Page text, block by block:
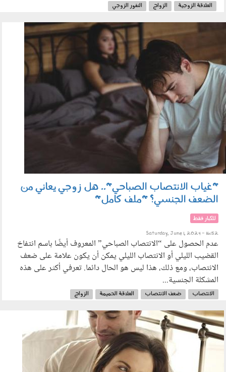
العلاقة الزوجية الزواج النفور الزوجي
"غياب الانتصاب الصباحي".. هل زوجي يعاني من
الضعف الجنسي؟ "ملف كامل"
للكبار فقط
Saturday, June 1, 2024 - 16:52
عدم الحصول على “الانتصاب الصباحي” المعروف أيضًا باسم انتفاخ
القضيب الليلي أو الانتصاب الليلي يمكن أن يكون علامة على ضعف
الانتصاب، ومع ذلك، هذا ليس هو الحال دائما. تعرفي أكثر على هذه
المشكلة الجنسية...
الانتصاب ضعف الانتصاب العلاقة الحميمة الزواج
3005_012.jpg